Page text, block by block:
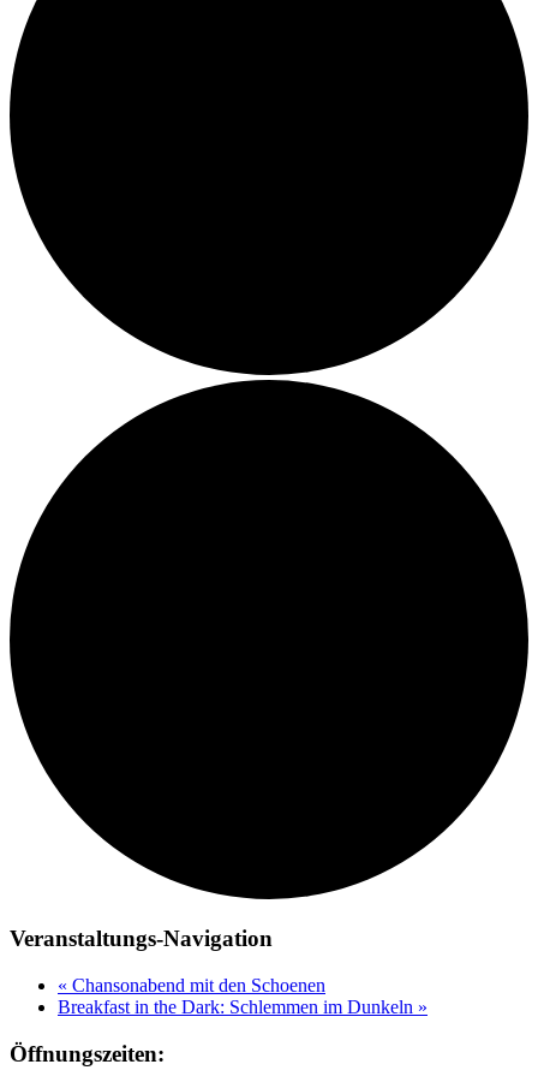
Veranstaltungs-Navigation
« Chansonabend mit den Schoenen
Breakfast in the Dark: Schlemmen im Dunkeln »
Öffnungszeiten: